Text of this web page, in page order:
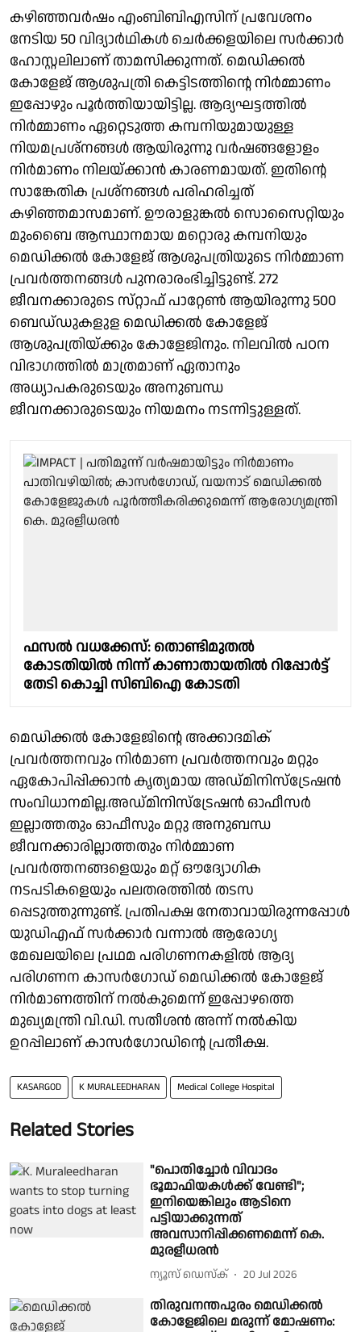
കഴിഞ്ഞവർഷം എംബിബിഎസിന് പ്രവേശനം
നേടിയ 50 വിദ്യാർഥികൾ ചെർക്കളയിലെ സർക്കാർ
ഹോസ്റ്റലിലാണ് താമസിക്കുന്നത്. മെഡിക്കൽ
കോളേജ് ആശുപത്രി കെട്ടിടത്തിന്റെ നിർമ്മാണം
ഇപ്പോഴും പൂർത്തിയായിട്ടില്ല. ആദ്യഘട്ടത്തിൽ
നിർമ്മാണം ഏറ്റെടുത്ത കമ്പനിയുമായുള്ള
നിയമപ്രശ്നങ്ങൾ ആയിരുന്നു വർഷങ്ങളോളം
നിർമാണം നിലയ്ക്കാൻ കാരണമായത്. ഇതിൻ്റെ
സാങ്കേതിക പ്രശ്നങ്ങൾ പരിഹരിച്ചത്
കഴിഞ്ഞമാസമാണ്. ഊരാളുങ്കൽ സൊസൈറ്റിയും
മുംബൈ ആസ്ഥാനമായ മറ്റൊരു കമ്പനിയും
മെഡിക്കൽ കോളേജ് ആശുപത്രിയുടെ നിർമ്മാണ
പ്രവർത്തനങ്ങൾ പുനരാരംഭിച്ചിട്ടുണ്ട്. 272
ജീവനക്കാരുടെ സ്‌റ്റാഫ് പാറ്റേൺ ആയിരുന്നു 500
ബെഡ്‌ഡുകളുള മെഡിക്കൽ കോളേജ്
ആശുപത്രിയ്ക്കും കോളേജിനും. നിലവിൽ പഠന
വിഭാഗത്തിൽ മാത്രമാണ് ഏതാനും
അധ്യാപകരുടെയും അനുബന്ധ
ജീവനക്കാരുടെയും നിയമനം നടന്നിട്ടുള്ളത്.
ഫസല്‍ വധക്കേസ്: തൊണ്ടിമുതൽ
കോടതിയില്‍ നിന്ന് കാണാതായതില്‍ റിപ്പോര്‍ട്ട്
തേടി കൊച്ചി സിബിഐ കോടതി
മെഡിക്കൽ കോളേജിന്റെ അക്കാദമിക്
പ്രവർത്തനവും നിർമാണ പ്രവർത്തനവും മറ്റും
ഏകോപിപ്പിക്കാൻ കൃത്യമായ അഡ്മിനിസ്ട്രേഷൻ
സംവിധാനമില്ല.അഡ്മിനിസ്ട്രേഷൻ ഓഫീസർ
ഇല്ലാത്തതും ഓഫീസും മറ്റു അനുബന്ധ
ജീവനക്കാരില്ലാത്തതും നിർമ്മാണ
പ്രവർത്തനങ്ങളെയും മറ്റ് ഔദ്യോഗിക
നടപടികളെയും പലതരത്തിൽ തടസ
പ്പെടുത്തുന്നുണ്ട്. പ്രതിപക്ഷ നേതാവായിരുന്നപ്പോൾ
യുഡിഎഫ് സർക്കാർ വന്നാൽ ആരോഗ്യ
മേഖലയിലെ പ്രഥമ പരിഗണനകളിൽ ആദ്യ
പരിഗണന കാസർഗോഡ് മെഡിക്കൽ കോളേജ്
നിർമാണത്തിന് നൽകുമെന്ന് ഇപ്പോഴത്തെ
മുഖ്യമന്ത്രി വി.ഡി. സതീശൻ അന്ന് നൽകിയ
ഉറപ്പിലാണ് കാസർഗോഡിന്റെ പ്രതീക്ഷ.
KASARGOD K MURALEEDHARAN Medical College Hospital
Related Stories
"പൊതിച്ചോർ വിവാദം
ഭൂമാഫിയകൾക്ക് വേണ്ടി";
ഇനിയെങ്കിലും ആടിനെ
പട്ടിയാക്കുന്നത്
അവസാനിപ്പിക്കണമെന്ന് കെ.
മുരളീധരൻ
ന്യൂസ് ഡെസ്ക് 20 Jul 2026
തിരുവനന്തപുരം മെഡിക്കൽ
കോളേജിലെ മരുന്ന് മോഷണം: